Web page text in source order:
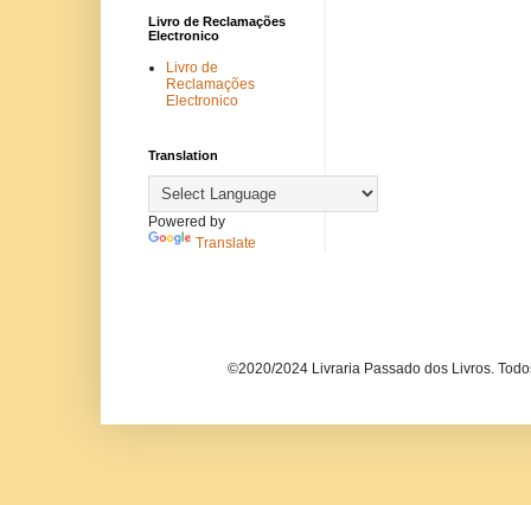
Livro de Reclamações
Electronico
Livro de
Reclamações
Electronico
Translation
Powered by
Translate
©2020/2024 Livraria Passado dos Livros.